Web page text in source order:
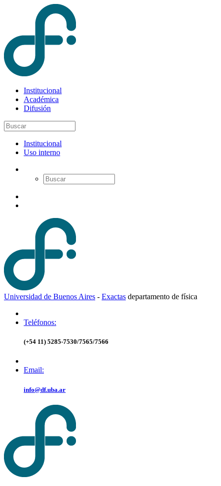
Institucional
Académica
Difusión
Institucional
Uso interno
Universidad de Buenos Aires - Exactas departamento de física
Teléfonos:
(+54 11) 5285-7530/7565/7566
Email:
info@df.uba.ar